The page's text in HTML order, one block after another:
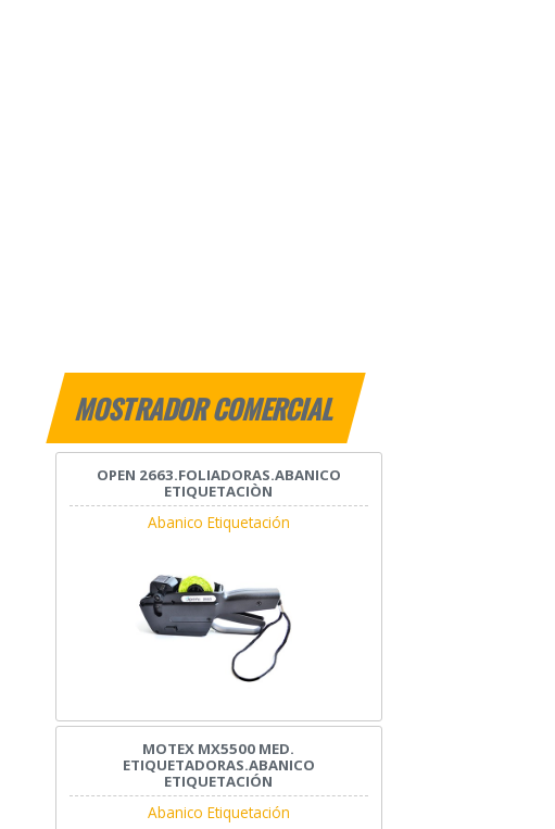
MOSTRADOR COMERCIAL
OPEN 2663.FOLIADORAS.ABANICO
ETIQUETACIÒN
Abanico Etiquetación
MOTEX MX5500 MED.
ETIQUETADORAS.ABANICO
ETIQUETACIÓN
Abanico Etiquetación